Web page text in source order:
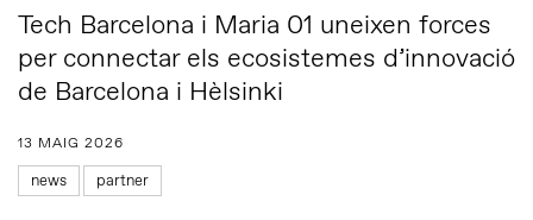
Tech Barcelona i Maria 01 uneixen forces
per connectar els ecosistemes d’innovació
de Barcelona i Hèlsinki
13 MAIG 2026
news partner